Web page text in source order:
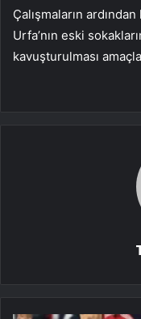
Çalışmaların
Urfa’nın eski
kavuşturulması